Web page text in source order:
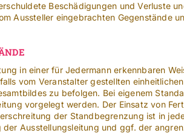
Beschädigungen und Verluste
Aussteller eingebrachten Gegenstände
in einer für Jedermann erkennbaren
vom Veranstalter gestellten
zu befolgen. Bei eigenem
vorgelegt werden. Der Einsatz von
der Standbegrenzung ist in
Ausstellungsleitung und ggf. der